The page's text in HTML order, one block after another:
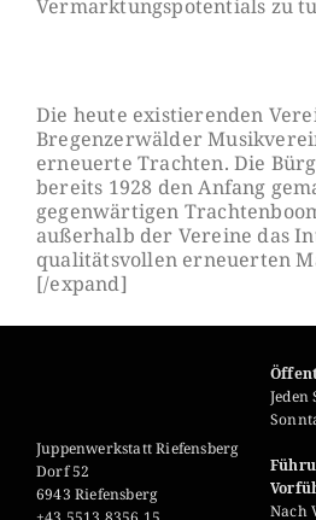
Vermarktungspotentials zu
Die heute existierenden
Bregenzerwälder Musikverei
erneuerte Trachten. Die
bereits 1928 den Anfang
gegenwärtigen
außerhalb der Vereine das
qualitätsvollen erneuerten
[/expand]
Juppenwerkstatt Riefensberg
Dorf 52
6943 Riefensberg
Jeden
Nach